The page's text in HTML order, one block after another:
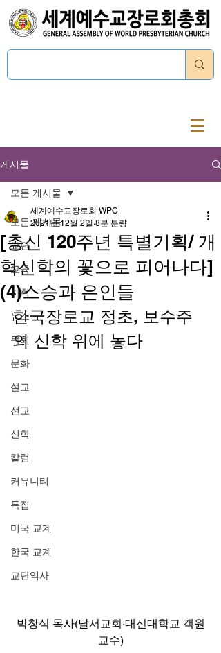
게시물
모든 게시물
교단
교육
기획
뉴스
목회
문화
설교
선교
신학
칼럼
커뮤니티
특집
미국 교계
한국 교계
교단역사
모든 게시물
[총신 120주년 특별기획/ 개
혁신학의 꽃으로 피어나다]
(4)스승과 은인들
세계예수교장로회 WPC
2021년 12월 2일 8분 분량
한국장로교 정초, 보수주
의 신학 위에 놓다
박창식 목사(달서교회·대신대학교 객원
교수)